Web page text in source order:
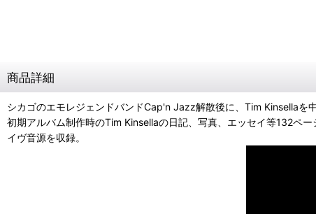
商品詳細
シカゴのエモレジェンドバンドCap'n Jazz解散後に、Tim Kinsellaを
初期アルバム制作時のTim Kinsellaの日記、写真、エッセイ等132ペ
イヴ音源を収録。